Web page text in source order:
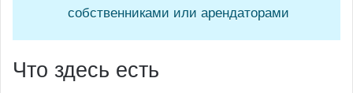
собственниками или арендаторами
Что здесь есть